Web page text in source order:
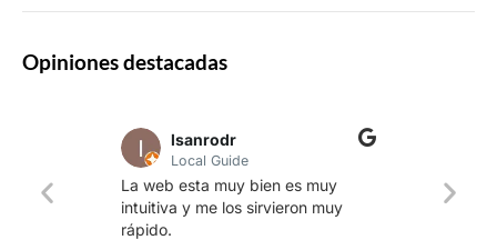
Opiniones destacadas
lsanrodr
Local Guide
La web esta muy bien es muy
intuitiva y me los sirvieron muy
rápido.